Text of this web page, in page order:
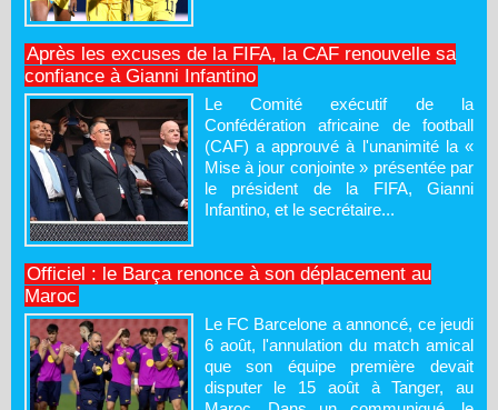
Après les excuses de la FIFA, la CAF renouvelle sa
confiance à Gianni Infantino
Le Comité exécutif de la
Confédération africaine de football
(CAF) a approuvé à l'unanimité la «
Mise à jour conjointe » présentée par
le président de la FIFA, Gianni
Infantino, et le secrétaire...
Officiel : le Barça renonce à son déplacement au
Maroc
Le FC Barcelone a annoncé, ce jeudi
6 août, l'annulation du match amical
que son équipe première devait
disputer le 15 août à Tanger, au